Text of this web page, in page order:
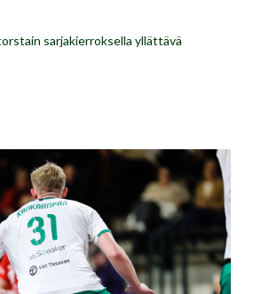
sarjakierroksella yllättävä